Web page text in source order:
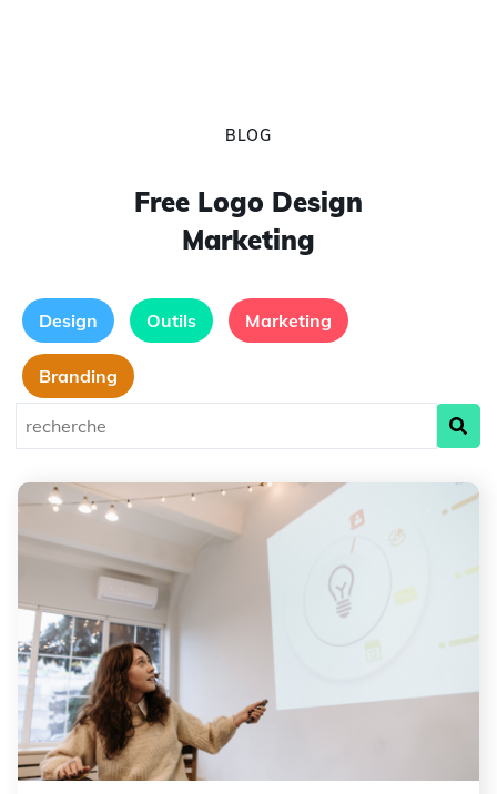
BLOG
Free Logo Design
Marketing
Design Outils Marketing
Branding
Présentations professionnelles: comment votre identité
visuelle améliore votre crédibilité